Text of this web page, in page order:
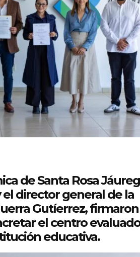
de Santa Rosa
el director general de la
Gutíerrez,
el centro
educativa.